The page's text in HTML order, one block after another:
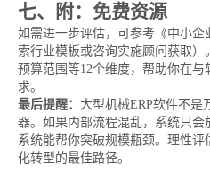
七、附：免费资源
如需进一步评估，可参考《中小企
索行业模板或咨询实施顾问获取）
预算范围等12个维度，帮助你在
求。
最后提醒： 大型机械ERP软件不是
器。如果内部流程混乱，系统只会
系统能帮你突破规模瓶颈。理性
化转型的最佳路径。